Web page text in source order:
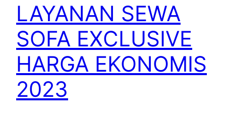
LAYANAN SEWA
SOFA EXCLUSIVE
HARGA EKONOMIS
2023